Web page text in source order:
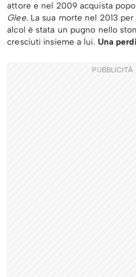
attore e nel 2009 acquista
Glee. La sua morte nel 2013
alcol è stata un pugno nello
cresciuti insieme a lui. Una
PUBBLICITÀ